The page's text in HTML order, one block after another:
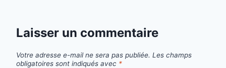
Laisser un commentaire
Votre adresse e-mail ne sera pas publiée. Les champs
obligatoires sont indiqués avec *